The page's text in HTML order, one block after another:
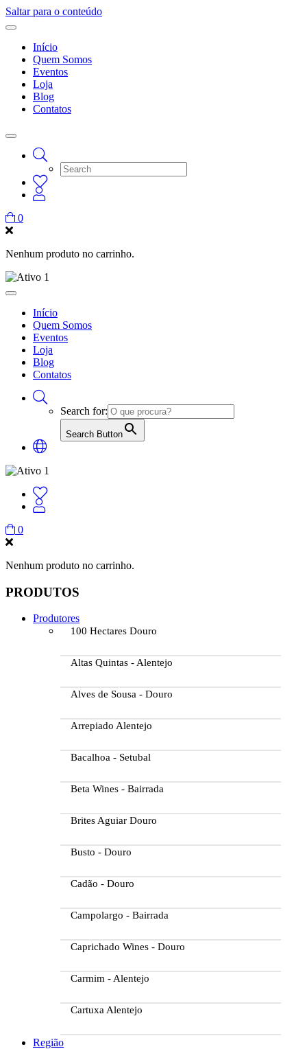
Saltar para o conteúdo
Início
Quem Somos
Eventos
Loja
Blog
Contatos
0
Nenhum produto no carrinho.
Início
Quem Somos
Eventos
Loja
Blog
Contatos
Search for:
Search Button
0
Nenhum produto no carrinho.
PRODUTOS
Produtores
100 Hectares Douro
Altas Quintas - Alentejo
Alves de Sousa - Douro
Arrepiado Alentejo
Bacalhoa - Setubal
Beta Wines - Bairrada
Brites Aguiar Douro
Busto - Douro
Cadão - Douro
Campolargo - Bairrada
Caprichado Wines - Douro
Carmim - Alentejo
Cartuxa Alentejo
Região